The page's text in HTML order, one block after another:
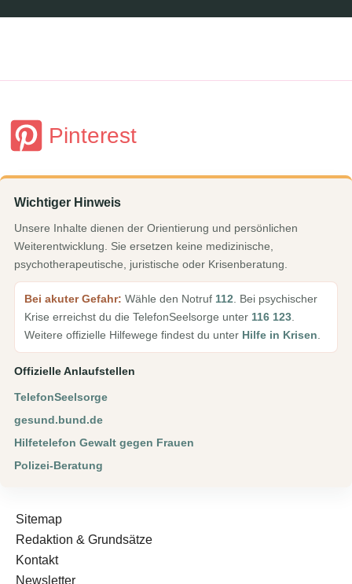
Pinterest
Wichtiger Hinweis
Unsere Inhalte dienen der Orientierung und persönlichen
Weiterentwicklung. Sie ersetzen keine medizinische,
psychotherapeutische, juristische oder Krisenberatung.
Bei akuter Gefahr: Wähle den Notruf 112 . Bei psychischer
Krise erreichst du die TelefonSeelsorge unter 116 123
Weitere offizielle Hilfewege findest du unter Hilfe in Krisen
Offizielle Anlaufstellen
TelefonSeelsorge
gesund.bund.de
Hilfetelefon Gewalt gegen Frauen
Polizei-Beratung
Sitemap
Redaktion & Grundsätze
Kontakt
Newsletter